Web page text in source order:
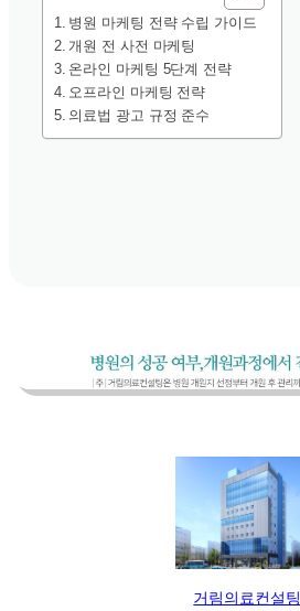
병원 마케팅 전략 수립 가이드
개원 전 사전 마케팅
온라인 마케팅 5단계 전략
오프라인 마케팅 전략
의료법 광고 규정 준수
거림의료컨설팅